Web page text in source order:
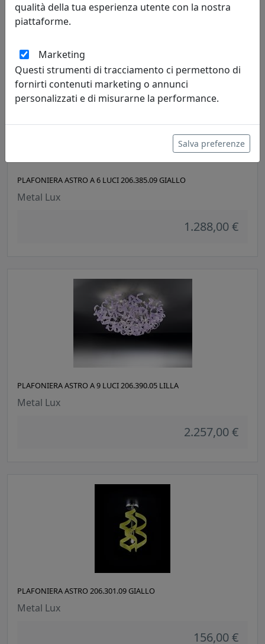
PLAFONIERA ASTRO A 6 LUCI 206.385.09 GIALLO
Metal Lux
1.288,00 €
PLAFONIERA ASTRO A 9 LUCI 206.390.05 LILLA
Metal Lux
2.257,00 €
PLAFONIERA ASTRO 206.301.09 GIALLO
Metal Lux
156,00 €
qualità della tua esperienza utente con la nostra
piattaforme.
Marketing
Questi strumenti di tracciamento ci permettono di
fornirti contenuti marketing o annunci
personalizzati e di misurarne la performance.
Salva preferenze